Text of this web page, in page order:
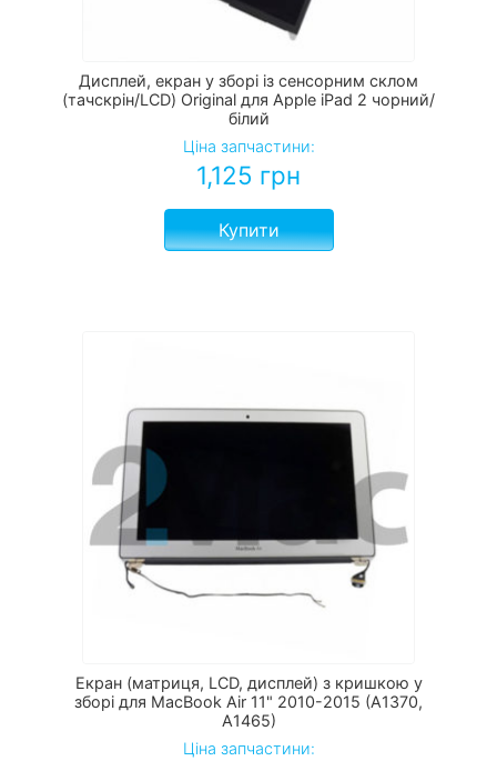
Дисплей, екран у зборі із сенсорним склом
(тачскрін/LCD) Original для Apple iPad 2 чорний/
білий
Ціна запчастини:
1,125 грн
Купити
Екран (матриця, LCD, дисплей) з кришкою у
зборі для MacBook Air 11" 2010-2015 (A1370,
A1465)
Ціна запчастини: